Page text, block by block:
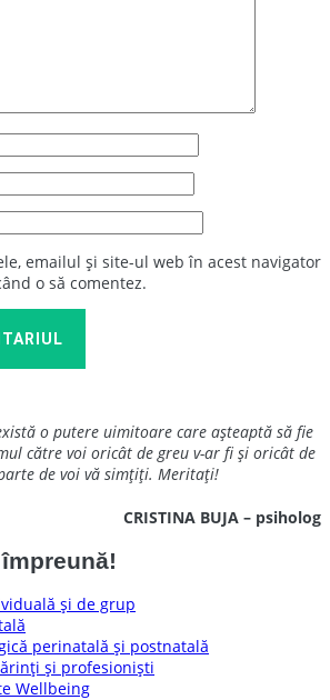
emailul și site-ul web în acest navigator
o să comentez.
o putere uimitoare care așteaptă să fie
către voi oricât de greu v-ar fi și oricât de
de voi vă simțiți. Meritați!
CRISTINA BUJA – psiholog
și de grup
perinatală și postnatală
și profesioniști
Wellbeing